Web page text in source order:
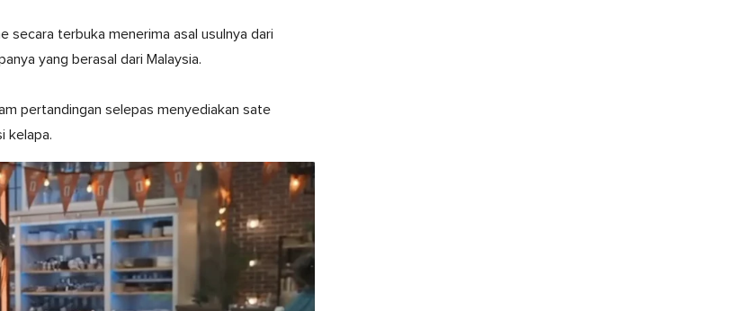
secara terbuka menerima asal usulnya dari
yang berasal dari Malaysia.
pertandingan selepas menyediakan sate
kelapa.